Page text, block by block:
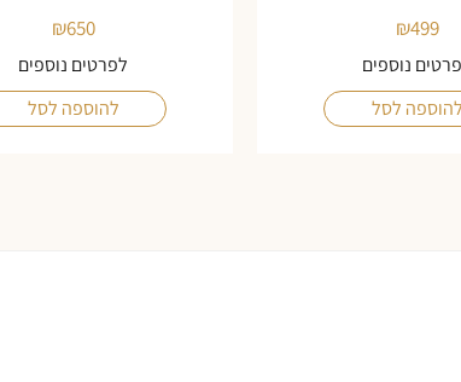
₪499
נוספים
להוספה לסל
₪650
לפרטים נוספים
להוספה לסל